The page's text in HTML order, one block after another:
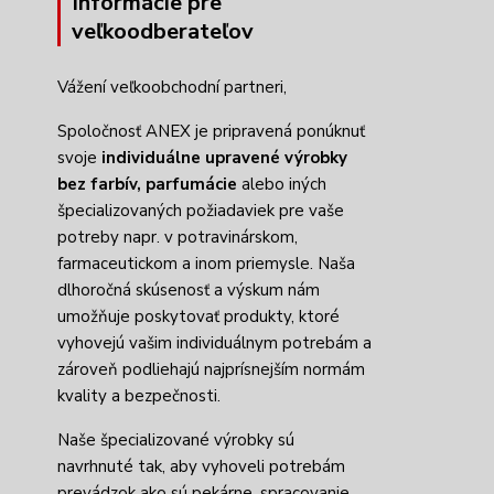
veľkoodberateľov
Vážení veľkoobchodní partneri,
Spoločnosť ANEX je pripravená ponúknuť
svoje individuálne upravené výrobky
bez farbív, parfumácie alebo iných
špecializovaných požiadaviek pre vaše
potreby napr. v potravinárskom,
farmaceutickom a inom priemysle. Naša
dlhoročná skúsenosť a výskum nám
umožňuje poskytovať produkty, ktoré
vyhovejú vašim individuálnym potrebám a
zároveň podliehajú najprísnejším normám
kvality a bezpečnosti.
Naše špecializované výrobky sú
navrhnuté tak, aby vyhoveli potrebám